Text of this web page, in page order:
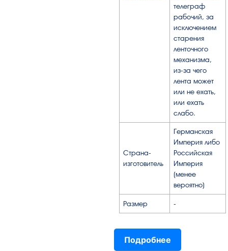
телеграф
рабочий, за
исключением
старения
ленточного
механизма,
из-за чего
лента может
или не ехать,
или ехать
слабо.
Страна-
изготовитель
Германская
Империя либо
Российская
Империя
(менее
вероятно)
Размер -
Подробнее